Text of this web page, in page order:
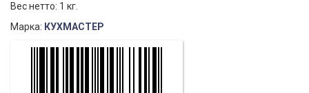
Вес нетто: 1 кг.
Марка: КУХМАСТЕР